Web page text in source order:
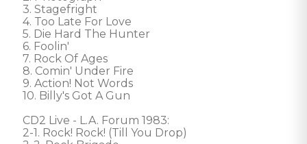
3. Stagefright
4. Too Late For Love
5. Die Hard The Hunter
6. Foolin'
7. Rock Of Ages
8. Comin' Under Fire
9. Action! Not Words
10. Billy's Got A Gun
CD2 Live - L.A. Forum 1983:
2-1. Rock! Rock! (Till You Drop)